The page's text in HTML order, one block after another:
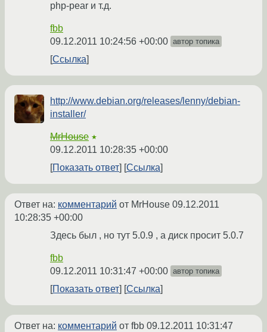
php-pear и т.д.
fbb
09.12.2011 10:24:56 +00:00 автор топика
Ссылка
http://www.debian.org/releases/lenny/debian-
installer/
MrHouse ★
09.12.2011 10:28:35 +00:00
Показать ответ
Ссылка
Ответ на: комментарий от MrHouse 09.12.2011
10:28:35 +00:00
Здесь был , но тут 5.0.9 , а диск просит 5.0.7
fbb
09.12.2011 10:31:47 +00:00 автор топика
Показать ответ Ссылка
Ответ на: комментарий от fbb 09.12.2011 10:31:47